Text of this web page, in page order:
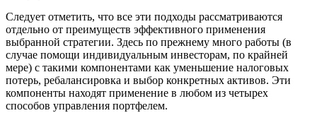
Следует отметить, что все эти подходы рассматриваются
отдельно от преимуществ эффективного применения
выбранной стратегии. Здесь по прежнему много работы (в
случае помощи индивидуальным инвесторам, по крайней
мере) с такими компонентами как уменьшение налоговых
потерь, ребалансировка и выбор конкретных активов. Эти
компоненты находят применение в любом из четырех
способов управления портфелем.